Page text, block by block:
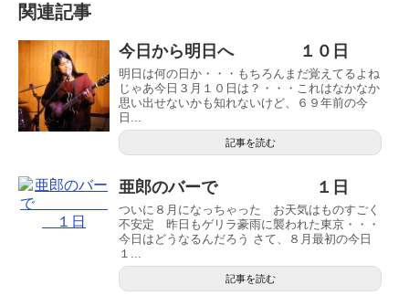
関連記事
今日から明日へ １０日
明日は何の日か・・・もちろんまだ覚えてるよね
じゃあ今日３月１０日は？・・・これはなかなか
思い出せないかも知れないけど、６９年前の今
日...
記事を読む
亜郎のバーで １日
ついに８月になっちゃった お天気はものすごく
不安定 昨日もゲリラ豪雨に襲われた東京・・・
今日はどうなるんだろう さて、８月最初の今日
１...
記事を読む